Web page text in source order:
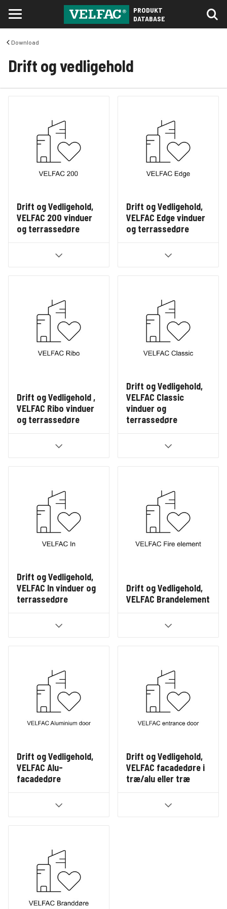
PRODUKT
DATABASE
Download
Drift og vedligehold
Drift og Vedligehold,
VELFAC 200 vinduer
og terrassedøre
Drift og Vedligehold,
VELFAC Edge vinduer
og terrassedøre
Drift og Vedligehold ,
VELFAC Ribo vinduer
og terrassedøre
Drift og Vedligehold,
VELFAC Classic
vinduer og
terrassedøre
Drift og Vedligehold,
VELFAC In vinduer og
terrassedøre
Drift og Vedligehold,
VELFAC Brandelement
Drift og Vedligehold,
VELFAC Alu-
facadedøre
Drift og Vedligehold,
VELFAC facadedøre i
træ/alu eller træ